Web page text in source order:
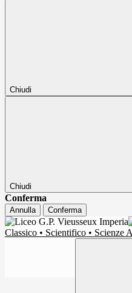
Chiudi
Chiudi
Conferma
Annulla Conferma
Classico • Scientifico • Scienze